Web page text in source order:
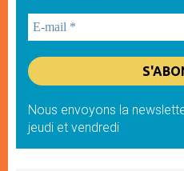
Nous envoyons la
jeudi et vendredi